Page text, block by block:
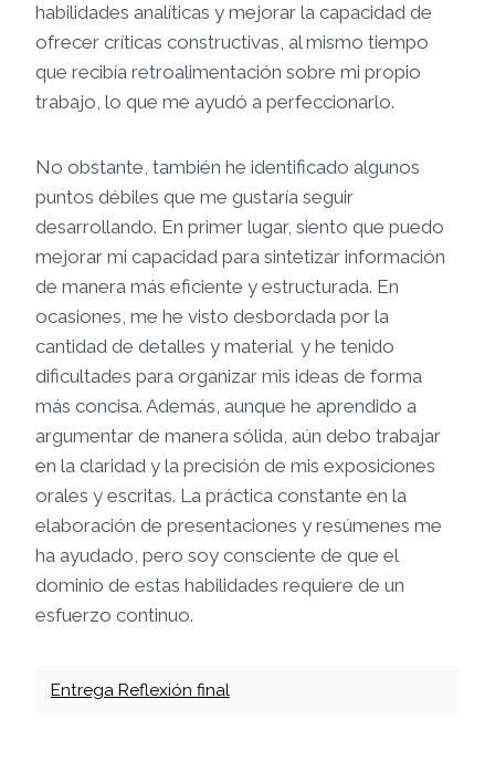
habilidades analíticas y mejorar la capacidad de
ofrecer críticas constructivas, al mismo tiempo
que recibía retroalimentación sobre mi propio
trabajo, lo que me ayudó a perfeccionarlo.
No obstante, también he identificado algunos
puntos débiles que me gustaría seguir
desarrollando. En primer lugar, siento que puedo
mejorar mi capacidad para sintetizar información
de manera más eficiente y estructurada. En
ocasiones, me he visto desbordada por la
cantidad de detalles y material y he tenido
dificultades para organizar mis ideas de forma
más concisa. Además, aunque he aprendido a
argumentar de manera sólida, aún debo trabajar
en la claridad y la precisión de mis exposiciones
orales y escritas. La práctica constante en la
elaboración de presentaciones y resúmenes me
ha ayudado, pero soy consciente de que el
dominio de estas habilidades requiere de un
esfuerzo continuo.
Entrega Reflexión final